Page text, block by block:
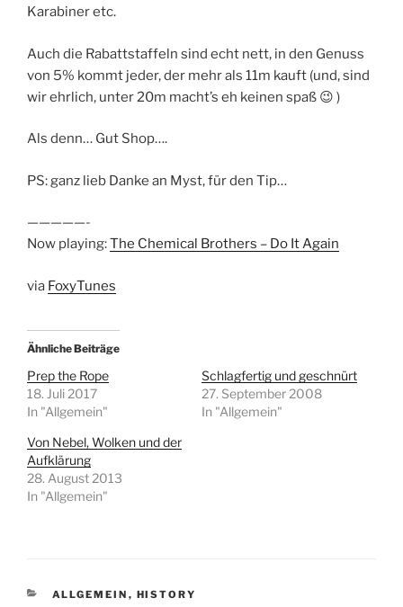
Karabiner etc.
Auch die Rabattstaffeln sind echt nett, in den Genuss
von 5% kommt jeder, der mehr als 11m kauft (und, sind
wir ehrlich, unter 20m macht’s eh keinen spaß 😉 )
Als denn… Gut Shop….
PS: ganz lieb Danke an Myst, für den Tip…
—————-
Now playing:The Chemical Brothers – Do It Again
via FoxyTunes
Ähnliche Beiträge
Prep the Rope
18. Juli 2017
In "Allgemein"
Schlagfertig und geschnürt
27. September 2008
In "Allgemein"
Von Nebel, Wolken und der
Aufklärung
28. August 2013
In "Allgemein"
KATEGORIEN
ALLGEMEIN , HISTORY